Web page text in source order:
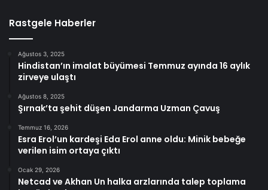
Rastgele Haberler
Ağustos 3, 2025
Hindistan’ın imalat büyümesi Temmuz ayında 16 aylık
zirveye ulaştı
Ağustos 8, 2025
Şırnak’ta şehit düşen Jandarma Uzman Çavuş
Temmuz 16, 2026
Esra Erol’un kardeşi Eda Erol anne oldu: Minik bebeğe
verilen isim ortaya çıktı
Ocak 29, 2026
Netcad ve Akhan Un halka arzlarında talep toplama